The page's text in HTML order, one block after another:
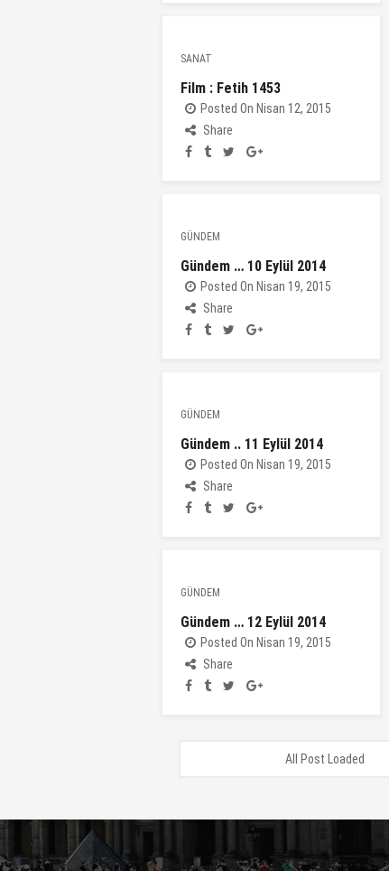
SANAT
Film : Fetih 1453
Posted On Nisan 12, 2015
Share
GÜNDEM
Gündem … 10 Eylül 2014
Posted On Nisan 19, 2015
Share
GÜNDEM
Gündem .. 11 Eylül 2014
Posted On Nisan 19, 2015
Share
GÜNDEM
Gündem … 12 Eylül 2014
Posted On Nisan 19, 2015
Share
All Post Loaded